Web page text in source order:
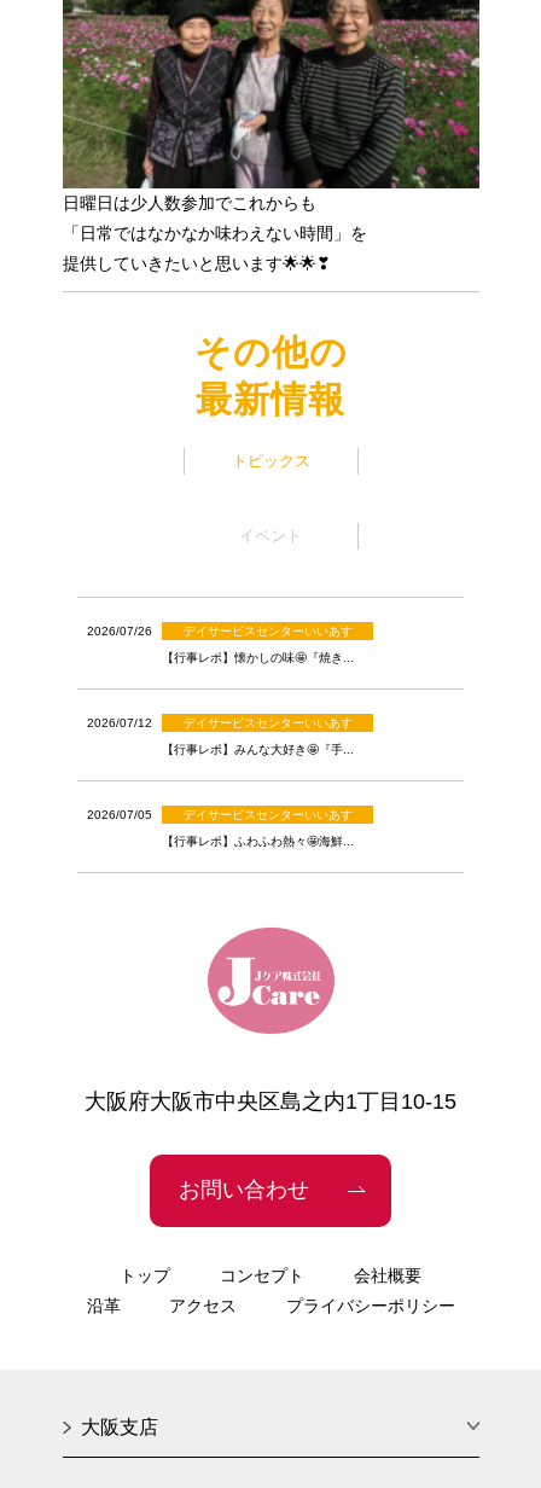
日曜日は少人数参加でこれからも
「日常ではなかなか味わえない時間」を
提供していきたいと思います🌟🌟❣
その他の
最新情報
トピックス
2026/07/26 デイサービスセンターいいあす
【行事レポ】懐かしの味🤩『焼き...
2026/07/12 デイサービスセンターいいあす
【行事レポ】みんな大好き🤩『手...
2026/07/05 デイサービスセンターいいあす
【行事レポ】ふわふわ熱々🤩海鮮...
イベント
大阪府大阪市中央区島之内1丁目10-15
お問い合わせ
トップ コンセプト
会社概要
沿革
アクセス プライバシーポリシー
大阪支店